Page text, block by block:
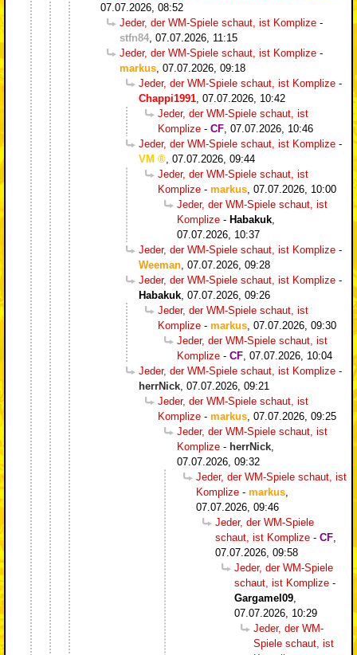
07.07.2026, 08:52
Jeder, der WM-Spiele schaut, ist Komplize -
stfn84 07.07.2026, 11:15
Jeder, der WM-Spiele schaut, ist Komplize -
markus 07.07.2026, 09:18
Jeder, der WM-Spiele schaut, ist Komplize -
Chappi1991 07.07.2026, 10:42
Jeder, der WM-Spiele schaut, ist
Komplize - CF 07.07.2026, 10:46
Jeder, der WM-Spiele schaut, ist Komplize -
VM
07.07.2026, 09:44
Jeder, der WM-Spiele schaut, ist
Komplize - markus 07.07.2026, 10:00
Jeder, der WM-Spiele schaut, ist
Komplize - Habakuk
07.07.2026, 10:37
Jeder, der WM-Spiele schaut, ist Komplize -
Weeman 07.07.2026, 09:28
Jeder, der WM-Spiele schaut, ist Komplize -
Habakuk 07.07.2026, 09:26
Jeder, der WM-Spiele schaut, ist
Komplize - markus 07.07.2026, 09:30
Jeder, der WM-Spiele schaut, ist
Komplize - CF 07.07.2026, 10:04
Jeder, der WM-Spiele schaut, ist Komplize -
herrNick 07.07.2026, 09:21
Jeder, der WM-Spiele schaut, ist
Komplize - markus 07.07.2026, 09:25
Jeder, der WM-Spiele schaut, ist
Komplize - herrNick
07.07.2026, 09:32
Jeder, der WM-Spiele schaut, ist
Komplize - markus
07.07.2026, 09:46
Jeder, der WM-Spiele
schaut, ist Komplize - CF
07.07.2026, 09:58
Jeder, der WM-Spiele
schaut, ist Komplize -
Gargamel09
07.07.2026, 10:29
Jeder, der WM-
Spiele schaut, ist